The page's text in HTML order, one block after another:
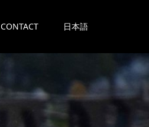
CONTACT 日本語